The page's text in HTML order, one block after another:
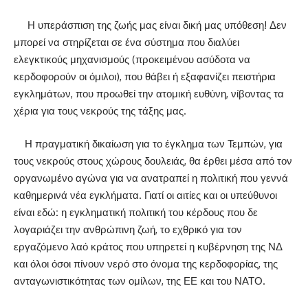
Η υπεράσπιση της ζωής μας είναι δική μας υπόθεση! Δεν
μπορεί να στηρίζεται σε ένα σύστημα που διαλύει
ελεγκτικούς μηχανισμούς (προκειμένου ασύδοτα να
κερδοφορούν οι όμιλοι), που θάβει ή εξαφανίζει πειστήρια
εγκλημάτων, που προωθεί την ατομική ευθύνη, νίβοντας τα
χέρια για τους νεκρούς της τάξης μας.
Η πραγματική δικαίωση για το έγκλημα των Τεμπών, για
τους νεκρούς στους χώρους δουλειάς, θα έρθει μέσα από τον
οργανωμένο αγώνα για να ανατραπεί η πολιτική που γεννά
καθημερινά νέα εγκλήματα. Γιατί οι αιτίες και οι υπεύθυνοι
είναι εδώ: η εγκληματική πολιτική του κέρδους που δε
λογαριάζει την ανθρώπινη ζωή, το εχθρικό για τον
εργαζόμενο λαό κράτος που υπηρετεί η κυβέρνηση της ΝΔ
και όλοι όσοι πίνουν νερό στο όνομα της κερδοφορίας, της
ανταγωνιστικότητας των ομίλων, της ΕΕ και του ΝΑΤΟ.